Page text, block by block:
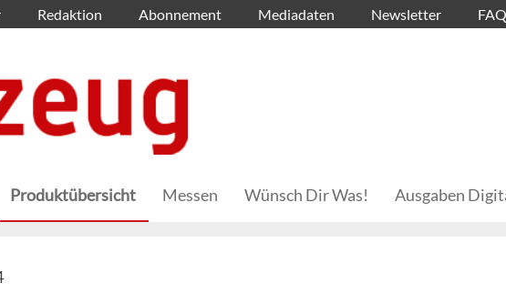
Redaktion Abonnement Mediadaten Newsletter FAQ
Produktübersicht Messen Wünsch Dir Was! Ausgaben